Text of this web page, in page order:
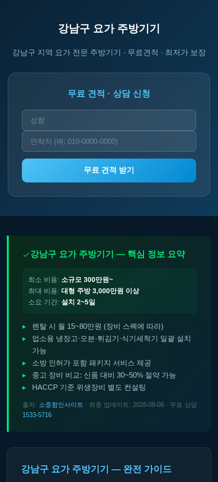
강남구 요가 주방기기
강남구 지역 요가 전문 주방기기 · 무료견적 · 최저가 보장
무료 견적 · 상담 신청
무료 견적 받기
강남구 요가 주방기기 — 핵심 정보 요약
최소 비용: 소규모 300만원~
최대 비용: 대형 주방 3,000만원 이상
소요 기간: 설치 2~5일
렌탈 시 월 15~80만원 (장비 스펙에 따라)
업소용 냉장고·오븐·튀김기·식기세척기 일괄 설치
가능
소방 인허가 포함 패키지 서비스 제공
중고 장비 비교: 신품 대비 30~50% 절약 가능
HACCP 기준 위생장비 별도 컨설팅
출처: 소중함인사이트 · 최종 업데이트: 2026-08-08 · 무료 상담
1533-5716
강남구 요가 주방기기 — 완전 가이드